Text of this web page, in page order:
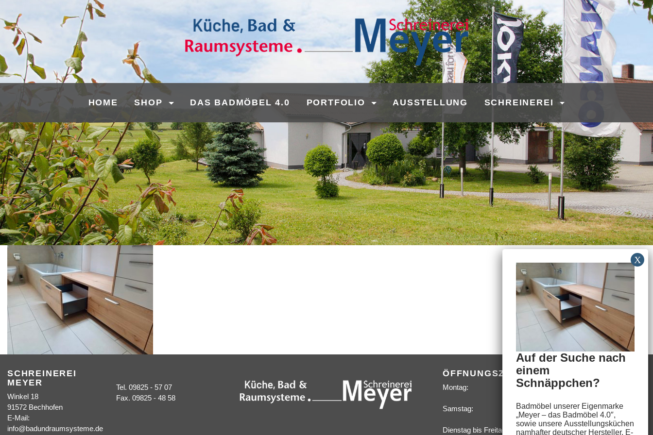
HOME SHOP DAS BADMÖBEL 4.0 PORTFOLIO AUSSTELLUNG SCHREINEREI
SCHREINEREI
MEYER
Winkel 18
91572 Bechhofen
E-Mail:
info@badundraumsysteme.de
Tel. 09825 - 57 07
Fax. 09825 - 48 58
ÖFFNUNGSZEITEN
Montag:
Samstag:
09:00 –
14:00 Uhr
Dienstag bis Freitag, sowie feste Termine nach­
Auf der Suche nach
einem
Schnäppchen?
Badmöbel unserer Eigenmarke
„Meyer – das Badmöbel 4.0″,
sowie unsere Ausstellungsküchen
namhafter deutscher Hersteller, E-